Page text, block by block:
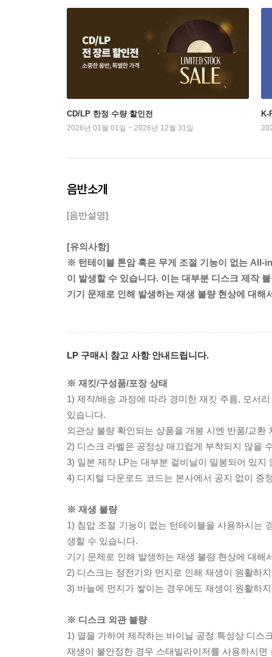
CD/LP 한정 수량 할인전
2026년 01월 01일 ~ 2026년 12월 31일
K-
음반소개
[음반설명]
[유의사항]
※ 턴테이블 톤암 혹은 무게 조절 기능이 없는 All-
이 발생할 수 있습니다. 이는 대부분 디스크 제작
기기 문제로 인해 발생하는 재생 불량 현상에 대
LP 구매시 참고 사항 안내드립니다.
※ 재킷/구성품/포장 상태
1) 제작/배송 과정에 따라 경미한 재킷 주름, 모서
있습니다.
외관상 불량 확인되는 상품을 개봉 시엔 반품/교환
2) 디스크 라벨은 공정상 매끄럽게 부착되지 않을
3) 일본 제작 LP는 대부분 겉비닐이 밀봉되어 있지
4) 디지털 다운로드 코드는 본사에서 공지 없이 증
※ 재생 불량
1) 침압 조절 기능이 없는 턴테이블을 사용하시는
생할 수 있습니다.
기기 문제로 인해 발생하는 재생 불량 현상에 대
2) 디스크는 정전기와 먼지로 인해 재생이 원활하
3) 바늘에 먼지가 쌓이는 경우에도 재생이 원활하
※ 디스크 외관 불량
1) 열을 가하여 제작하는 바이닐 공정 특성상 디스
재생이 불안정한 경우 스태빌라이저를 사용하시